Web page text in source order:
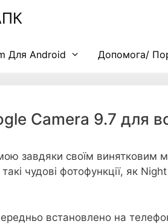
Для Android Допомога/
Camera 9.7 для
завдяки своїм винятковим
чудові фотофункції, як
встановлено на